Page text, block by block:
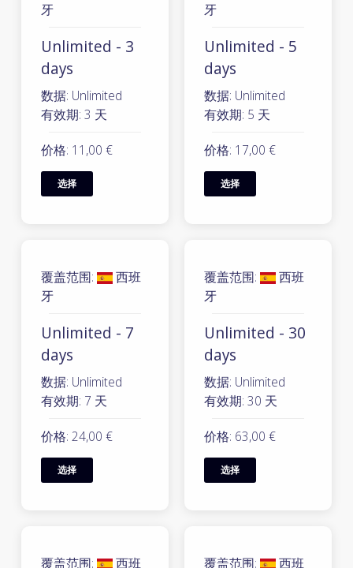
牙
Unlimited - 3
days
数据: Unlimited
有效期: 3 天
价格: 11,00 €
选择
牙
Unlimited - 5
days
数据: Unlimited
有效期: 5 天
价格: 17,00 €
选择
覆盖范围:
西班
牙
Unlimited - 7
days
数据: Unlimited
有效期: 7 天
价格: 24,00 €
选择
覆盖范围:
西班
牙
Unlimited - 30
days
数据: Unlimited
有效期: 30 天
价格: 63,00 €
选择
覆盖范围: 西班 覆盖范围: 西班